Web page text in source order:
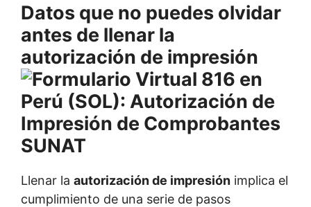
Datos que no puedes olvidar
antes de llenar la
autorización de impresión
Llenar la autorización de impresión implica el
cumplimiento de una serie de pasos